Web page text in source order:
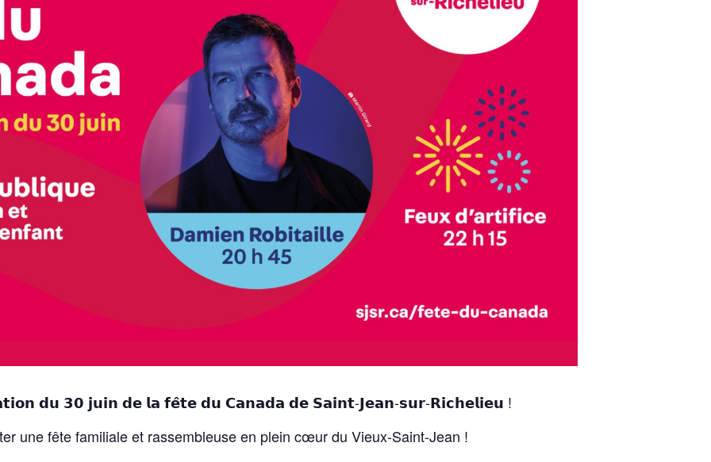
𝗱𝘂 𝟯𝟬 𝗷𝘂𝗶𝗻 𝗱𝗲 𝗹𝗮 𝗳𝗲̂𝘁𝗲 𝗱𝘂 𝗖𝗮𝗻𝗮𝗱𝗮 𝗱𝗲 𝗦𝗮𝗶𝗻𝘁-𝗝𝗲𝗮𝗻-𝘀𝘂𝗿-𝗥𝗶𝗰𝗵𝗲𝗹𝗶𝗲𝘂 !
une fête familiale et rassembleuse en plein cœur du Vieux-Saint-Jean !